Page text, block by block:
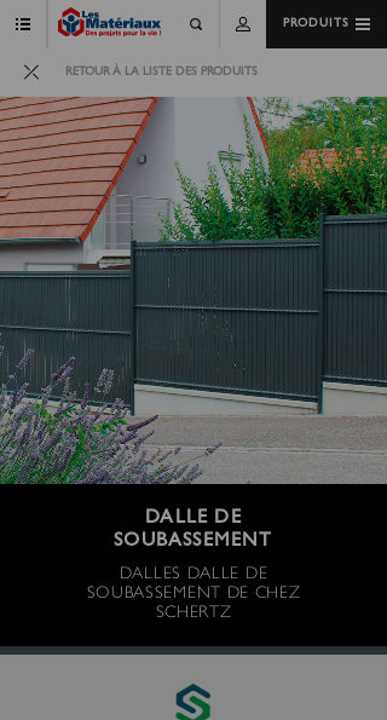
PRODUITS
RETOUR À LA LISTE DES PRODUITS
DALLE DE
SOUBASSEMENT
DALLES DALLE DE
SOUBASSEMENT DE CHEZ
SCHERTZ